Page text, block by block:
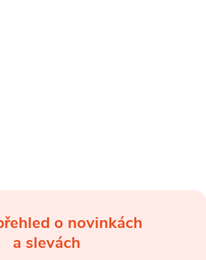
o novinkách
a slevách